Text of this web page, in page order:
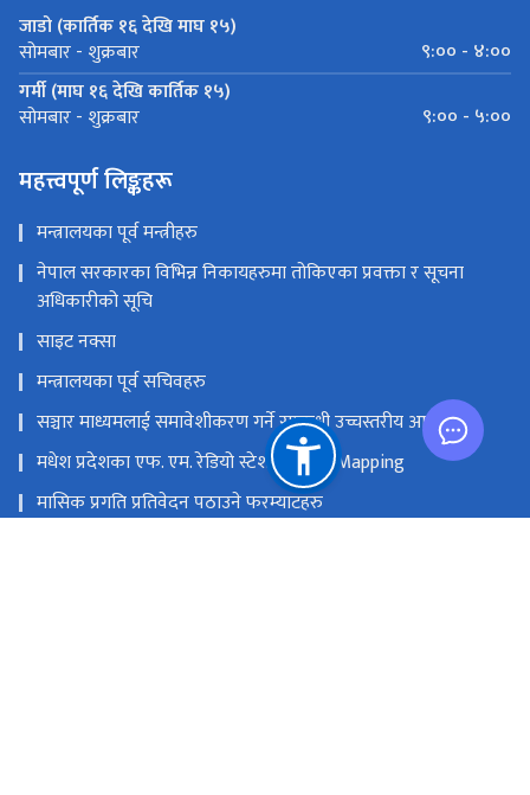
जाडो (कार्तिक १६ देखि माघ १५)
सोमबार - शुक्रबार
९:०० - ४:००
गर्मी (माघ १६ देखि कार्तिक १५)
सोमबार - शुक्रबार ९:०० - ५:००
महत्त्वपूर्ण लिङ्कहरू
मन्त्रालयका पूर्व मन्त्रीहरु
नेपाल सरकारका विभिन्न निकायहरुमा तोकिएका प्रवक्ता र सूचना
अधिकारीको सूचि
साइट नक्सा
मन्त्रालयका पूर्व सचिवहरु
सञ्चार माध्यमलाई समावेशीकरण गर्ने सम्बन्धी उच्चस्तरीय आयोग
मधेश प्रदेशका एफ. एम. रेडियो स्टेशनको GIS Mapping
मासिक प्रगति प्रतिवेदन पठाउने फरम्याटहरु